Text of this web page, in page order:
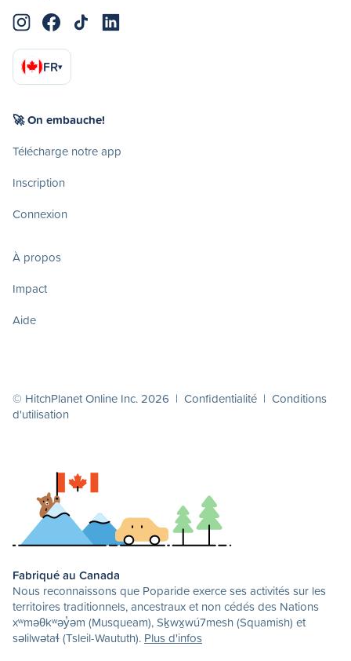
FR▾
🚀 On embauche!
Télécharge notre app
Inscription
Connexion
À propos
Impact
Aide
© HitchPlanet Online Inc. 2026 | Confidentialité | Conditions
d'utilisation
Fabriqué au Canada
Nous reconnaissons que Poparide exerce ses activités sur les
territoires traditionnels, ancestraux et non cédés des Nations
xʷməθkʷəy̓əm (Musqueam), Sḵwx̱wú7mesh (Squamish) et
səlilwətaɬ (Tsleil-Waututh). Plus d'infos